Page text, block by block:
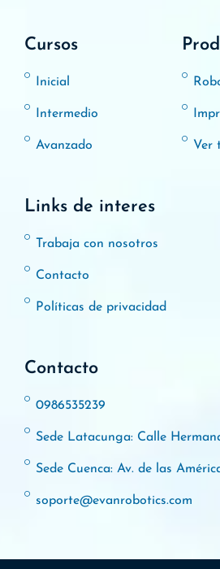
Cursos
Inicial
Intermedio
Avanzado Ver
Links de interes
Trabaja con nosotros
Contacto
Políticas de privacidad
Contacto
0986535239
Sede Latacunga: Calle
Sede Cuenca: Av. de las
soporte@evanrobotics.com